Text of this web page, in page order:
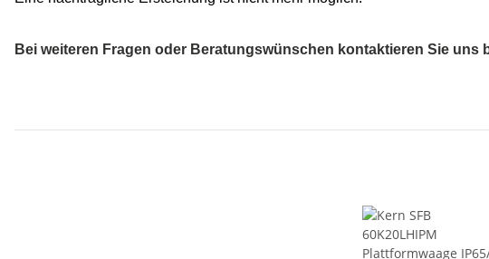
Bei weiteren Fragen oder Beratungswünschen kontaktieren Sie uns